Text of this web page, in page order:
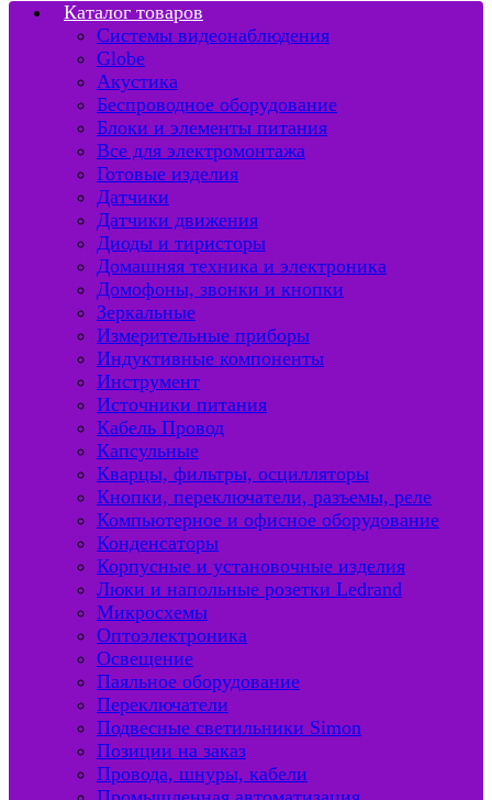
Каталог товаров
Системы видеонаблюдения
Globe
Акустика
Беспроводное оборудование
Блоки и элементы питания
Все для электромонтажа
Готовые изделия
Датчики
Датчики движения
Диоды и тиристоры
Домашняя техника и электроника
Домофоны, звонки и кнопки
Зеркальные
Измерительные приборы
Индуктивные компоненты
Инструмент
Источники питания
Кабель Провод
Капсульные
Кварцы, фильтры, осцилляторы
Кнопки, переключатели, разъемы, реле
Компьютерное и офисное оборудование
Конденсаторы
Корпусные и установочные изделия
Люки и напольные розетки Ledrand
Микросхемы
Оптоэлектроника
Освещение
Паяльное оборудование
Переключатели
Подвесные светильники Simon
Позиции на заказ
Провода, шнуры, кабели